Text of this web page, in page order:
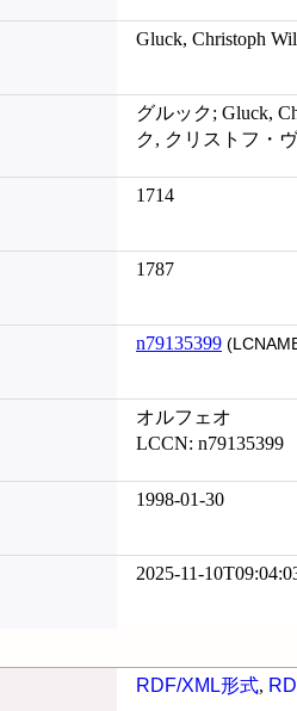
Gluck, Christoph
グルック; Gluck,
ク, クリストフ・
1714
1787
n79135399
オルフェオ
LCCN: n79135399
1998-01-30
2025-11-
RDF/XML形式,